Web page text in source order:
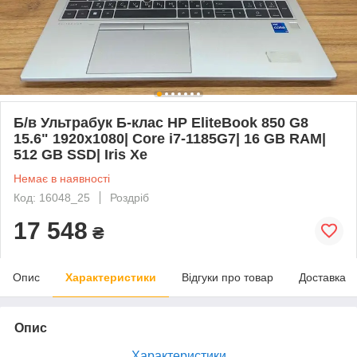
Б/в Ультрабук Б-клас HP EliteBook 850 G8
15.6" 1920x1080| Core i7-1185G7| 16 GB RAM|
512 GB SSD| Iris Xe
Немає в наявності
Код: 16048_25
Роздріб
17 548 ₴
Опис Характеристики Відгуки про товар Доставка
Опис